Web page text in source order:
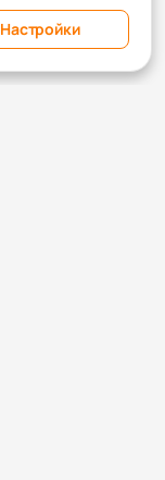
Настройки